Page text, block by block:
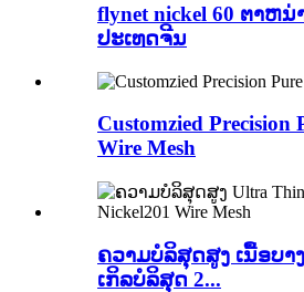
flynet nickel 60 ຕາຫ
ປະເທດຈີນ
Customzied Precision
Wire Mesh
ຄວາມບໍລິສຸດສູງ ເນື້ອບາ
ເກິລບໍລິສຸດ 2...